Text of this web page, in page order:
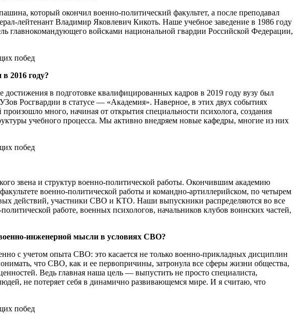
который окончил военно-политический факультет, а после преподавал
лейтенант Владимир Яковлевич Кикоть. Наше учебное заведение в 1986 году
главнокомандующего войсками национальной гвардии Российской Федерации,
2016 году?
в подготовке квалифицированных кадров в 2019 году вузу был
Росгвардии в статусе — «Академия». Наверное, в этих двух событиях
много, начиная от открытия специальности психолога, создания
учебного процесса. Мы активно внедряем новые кафедры, многие из них
звена и структур военно-политической работы. Окончившим академию
военно-политической работы и командно-артиллерийском, по четырем
действий, участники СВО и КТО. Наши выпускники распределяются во все
работе, военных психологов, начальников клубов воинских частей,
инженерной мысли в условиях СВО?
с учетом опыта СВО: это касается не только военно-прикладных дисциплин
что СВО, как и ее первопричины, затронула все сферы жизни общества,
Ведь главная наша цель — выпустить не просто специалиста,
не потеряет себя в динамично развивающемся мире. И я считаю, что